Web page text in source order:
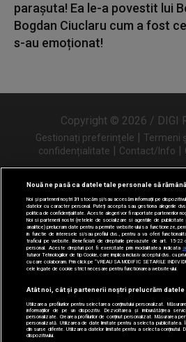
parașuta! Ea le-a povestit lui
Bogdan Ciuclaru cum a fost
s-au emoționat!
Copyright © 2026 / DIGI
Gestionați preferințele | Termeni
confidențialitate | Contact/Info |
Urmărește-ne
Nouă ne pasă ca datele tale personale să
Noi și partenerii noștri31 stocăm și/sau accesăm informații pe
datelor cu caracter personal. Puteți accepta sau gestiona alegerile
politica de confidențialitate. Aceste alegeri vor fi raportate partenerilor
Noi si partenerii nostri (retelele de socializare si agentiile de
analitice) prelucram date pentru a permite website-ului sa functioneze,
in functie de interesele si/sau profilul dvs., pentru a va oferi
traficul pe website. Beneficiati de drepturile prevazute de art. 15-22
personal. Aceste drepturi pot fi exercitate prin modalitatea indicata
tuturor Tehnologiilor de tip Cookie, care implica inclusiv acceptul dvs. cu
cu care colaboram. Prin click pe “VREAU SA MODIFIC SETARILE
cele legate de cookie strict necesare pentru functionarea website-ului.
Atât noi, cât și partenerii noștri prelucrăm
Utilizarea profilurilor pentru selectarea conținutului personalizat.
informațiilor de pe un dispozitiv. Dezvoltarea și îmbunătățirea
personalizate. Crearea profilurilor de conținut personalizat. Măsurarea
personalizată. Utilizarea de date limitate pentru a selecta publicitatea.
din surse diferite. Utilizarea datelor limitate pentru a selecta conținutul.
dispozitivului.